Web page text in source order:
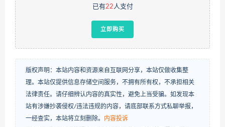
已有22人支付
立即购买
版权声明：本站内容和资源来自互联网分享，本站仅做收集整
理。本站仅提供信息存储空间服务，不拥有所有权，不承担相关
法律责任。请仔细辨认内容的真实性，避免上当受骗。如发现本
站有涉嫌抄袭侵权/违法违规的内容，请底部联系方式私聊举报，
一经查实，本站将立刻删除。
内容投诉